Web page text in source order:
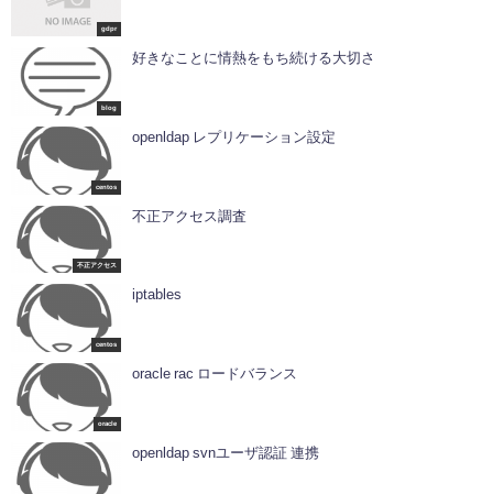
gdpr
blog
好きなことに情熱をもち続ける大切さ
centos
openldap レプリケーション設定
不正アクセス
不正アクセス調査
centos
iptables
oracle
oracle rac ロードバランス
openldap svnユーザ認証 連携